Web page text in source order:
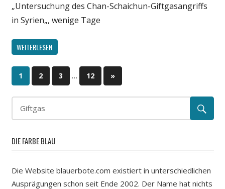
„Untersuchung des Chan-Schaichun-Giftgasangriffs
in Syrien„, wenige Tage
WEITERLESEN
Beitragsnavigation
1 2 3 … 12
Nächste
Beiträge
»
DIE FARBE BLAU
Die Website blauerbote.com existiert in unterschiedlichen
Ausprägungen schon seit Ende 2002. Der Name hat nichts